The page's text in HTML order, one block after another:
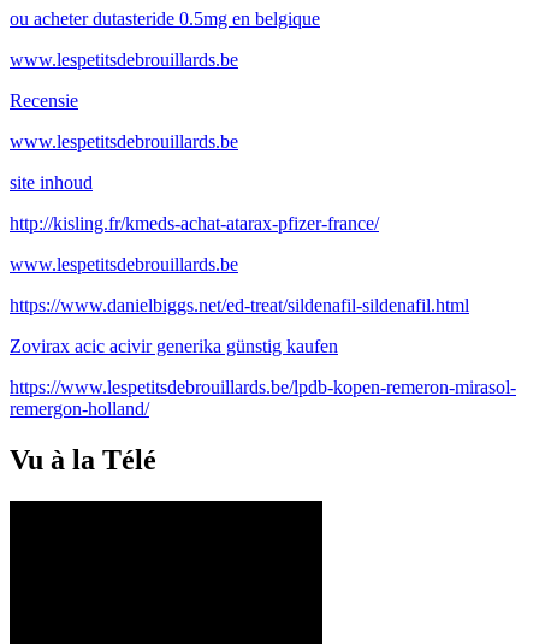
ou acheter dutasteride 0.5mg en belgique
www.lespetitsdebrouillards.be
Recensie
www.lespetitsdebrouillards.be
site inhoud
http://kisling.fr/kmeds-achat-atarax-pfizer-france/
www.lespetitsdebrouillards.be
https://www.danielbiggs.net/ed-treat/sildenafil-sildenafil.html
Zovirax acic acivir generika günstig kaufen
https://www.lespetitsdebrouillards.be/lpdb-kopen-remeron-mirasol-
remergon-holland/
Vu à la Télé